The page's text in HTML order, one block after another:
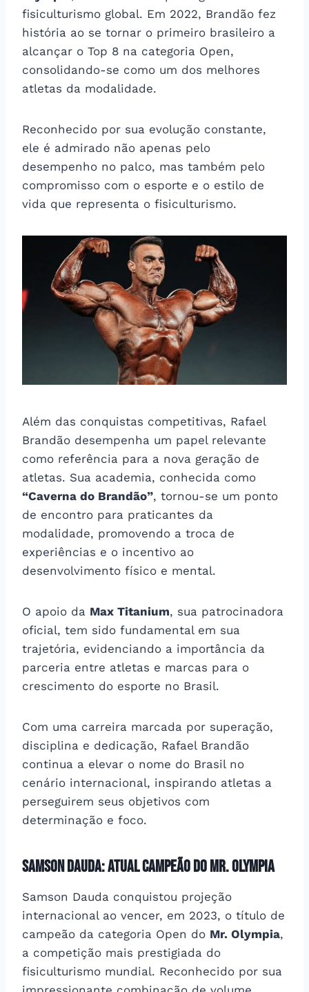
fisiculturismo global. Em 2022, Brandão fez
história ao se tornar o primeiro brasileiro a
alcançar o Top 8 na categoria Open,
consolidando-se como um dos melhores
atletas da modalidade.
Reconhecido por sua evolução constante,
ele é admirado não apenas pelo
desempenho no palco, mas também pelo
compromisso com o esporte e o estilo de
vida que representa o fisiculturismo.
Além das conquistas competitivas, Rafael
Brandão desempenha um papel relevante
como referência para a nova geração de
atletas. Sua academia, conhecida como
“Caverna do Brandão”, tornou-se um ponto
de encontro para praticantes da
modalidade, promovendo a troca de
experiências e o incentivo ao
desenvolvimento físico e mental.
O apoio da Max Titanium, sua patrocinadora
oficial, tem sido fundamental em sua
trajetória, evidenciando a importância da
parceria entre atletas e marcas para o
crescimento do esporte no Brasil.
Com uma carreira marcada por superação,
disciplina e dedicação, Rafael Brandão
continua a elevar o nome do Brasil no
cenário internacional, inspirando atletas a
perseguirem seus objetivos com
determinação e foco.
Samson Dauda: atual campeão do Mr. Olympia
Samson Dauda conquistou projeção
internacional ao vencer, em 2023, o título de
campeão da categoria Open do Mr. Olympia,
a competição mais prestigiada do
fisiculturismo mundial. Reconhecido por sua